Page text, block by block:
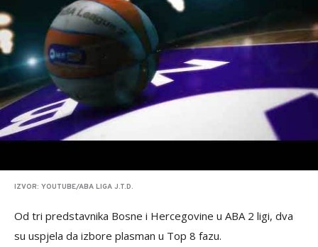
IZVOR: YOUTUBE/ABA LIGA J.T.D.
Od tri predstavnika Bosne i Hercegovine u ABA 2 ligi, dva
su uspjela da izbore plasman u Top 8 fazu.